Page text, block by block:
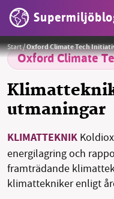
OMRÅDEN
MILJÖFAKTA
OM OSS
Sök
Start/Oxford Climate Tech
Oxford Climate
utmaningar
KLIMATTEKNIK
energilagring och
framträdande
klimattekniker enligt